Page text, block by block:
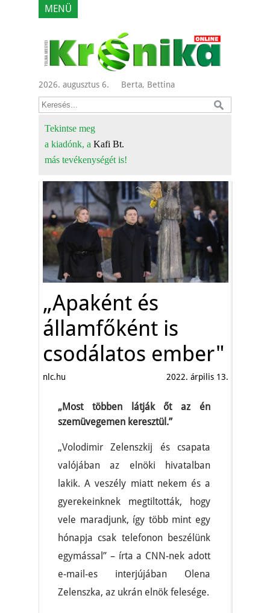
MENÜ
2026. augusztus 6. Berta, Bettina
Tekintse meg
a kiadónk, a Kafi Bt.
más tevékenységét is!
„Apaként és
államfőként is
csodálatos ember"
nlc.hu 2022. árpilis 13.
„Most többen látják őt az én
szemüvegemen keresztül.”
„Volodimir Zelenszkij és csapata
valójában az elnöki hivatalban
lakik. A veszély miatt nekem és a
gyerekeinknek megtiltották, hogy
vele maradjunk, így több mint egy
hónapja csak telefonon beszélünk
egymással” – írta a CNN-nek adott
e-mail-es interjújában Olena
Zelenszka, az ukrán elnök felesége.